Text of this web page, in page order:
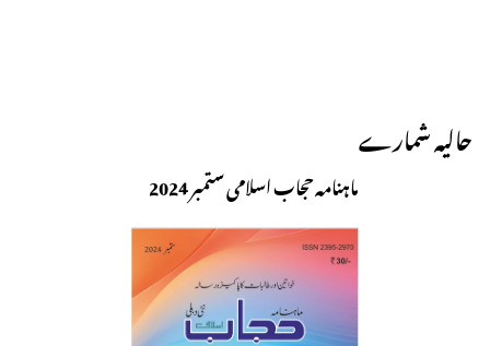
حالیہ شمارے
ماہنامہ حجاب اسلامی ستمبر 2024